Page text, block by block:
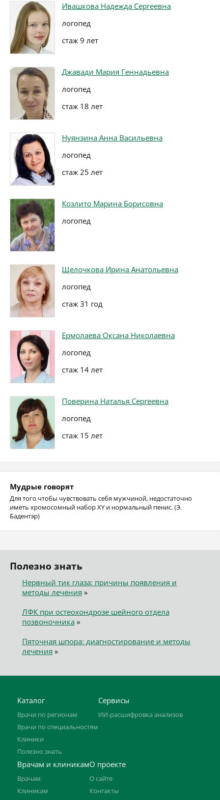
Ивашкова Надежда Сергеевна
логопед
стаж 9 лет
Джавади Мария Геннадьевна
логопед
стаж 18 лет
Нуянзина Анна Васильевна
логопед
стаж 25 лет
Козлито Марина Борисовна
логопед
Щелочкова Ирина Анатольевна
логопед
стаж 31 год
Ермолаева Оксана Николаевна
логопед
стаж 14 лет
Поверина Наталья Сергеевна
логопед
стаж 15 лет
Мудрые говорят
Для того чтобы чувствовать себя мужчиной, недостаточно
иметь хромосомный набор XY и нормальный пенис. (Э.
Бадентэр)
Полезно знать
Нервный тик глаза: причины появления и
методы лечения »
ЛФК при остеохондрозе шейного отдела
позвоночника»
Пяточная шпора: диагностирование и методы
лечения »
Каталог
Врачи по регионам
Врачи по специальностям
Клиники
Полезно знать
Сервисы
ИИ-расшифровка анализов
Врачам и клиникам
Врачам
Клиникам
О проекте
О сайте
Контакты